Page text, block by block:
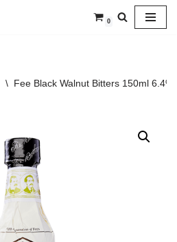
0
\ Fee Black Walnut Bitters 150ml 6.4%